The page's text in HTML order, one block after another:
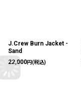
J.Crew Burn Jacket -
Sand
22,000円(税込)